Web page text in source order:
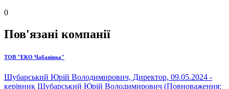
0
Пов'язані компанії
ТОВ "ЕКО Чабанівка"
Шубарський Юрій Володимирович, Директор, 09.05.2024 -
керівник Шубарський Юрій Володимирович (Повноваження: